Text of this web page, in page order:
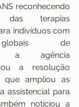
reconhecendo
das terapias
indivíduos com
globais de
a agência
a resolução
que ampliou as
assistencial para
noticiou a